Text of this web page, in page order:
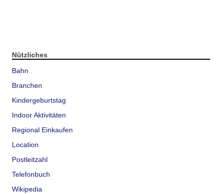
Nützliches
Bahn
Branchen
Kindergeburtstag
Indoor Aktivitäten
Regional Einkaufen
Location
Postleitzahl
Telefonbuch
Wikipedia